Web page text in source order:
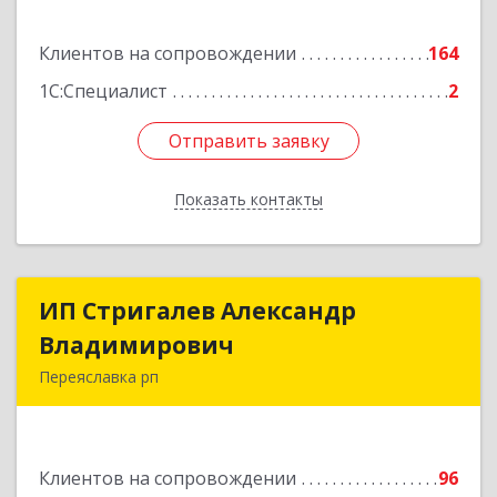
Клиентов на сопровождении
164
1С:Специалист
2
Отправить заявку
Показать контакты
Подробнее
Отправить заявку
Назад
ИП Стригалев Александр
Владимирович
Переяславка рп
Клиентов на сопровождении 96
ИП Стригалев Александр
Подробнее